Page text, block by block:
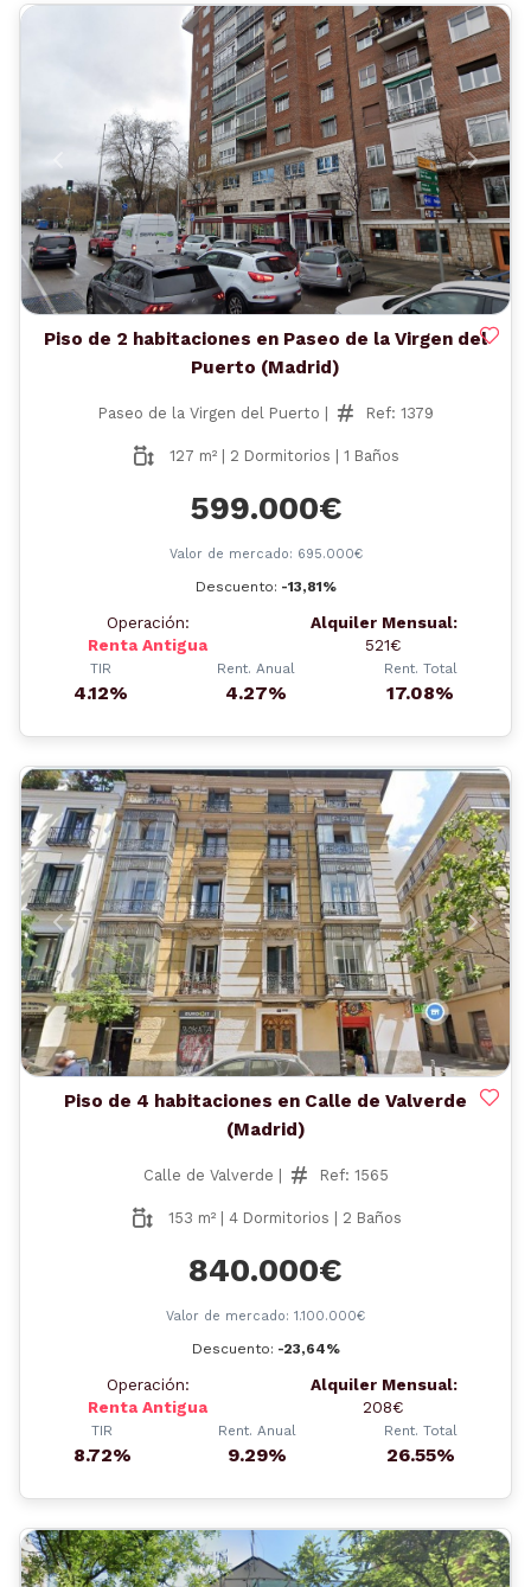
Anterior
Piso de 2 habitaciones en Paseo de la Virgen del
Puerto (Madrid)
Paseo de la Virgen del Puerto | Ref: 1379
127 m² | 2 Dormitorios | 1 Baños
599.000€
Valor de mercado: 695.000€
Descuento: -13,81%
Operación:
Renta Antigua
Alquiler Mensual:
521€
TIR
4.12%
Rent. Anual
4.27%
Rent. Total
17.08%
Anterior
Piso de 4 habitaciones en Calle de Valverde
(Madrid)
Calle de Valverde | Ref: 1565
153 m² | 4 Dormitorios | 2 Baños
840.000€
Valor de mercado: 1.100.000€
Descuento: -23,64%
Operación:
Renta Antigua
Alquiler Mensual:
208€
TIR
8.72%
Rent. Anual
9.29%
Rent. Total
26.55%